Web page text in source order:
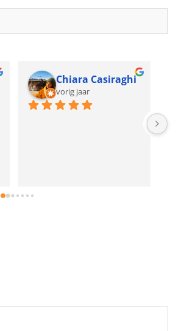
Chiara Casiraghi
vorig jaar